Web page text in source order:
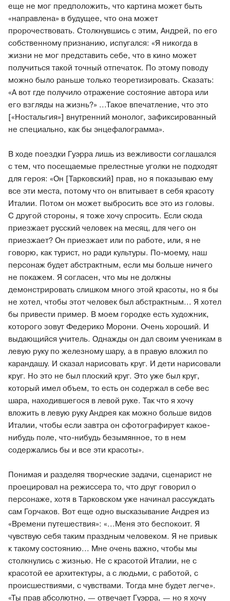
еще не мог предположить, что картина может быть
«направлена» в будущее, что она может
пророчествовать. Столкнувшись с этим, Андрей, по его
собственному признанию, испугался: «Я никогда в
жизни не мог представить себе, что в кино может
получиться такой точный отпечаток. По этому поводу
можно было раньше только теоретизировать. Сказать:
«А вот где получило отражение состояние автора или
его взгляды на жизнь?» ...Такое впечатление, что это
[«Ностальгия»] внутренний монолог, зафиксированный
не специально, как бы энцефалограмма».
В ходе поездки Гуэрра лишь из вежливости соглашался
с тем, что посещаемые прелестные уголки не подходят
для героя: «Он [Тарковский] прав, но я показываю ему
все эти места, потому что он впитывает в себя красоту
Италии. Потом он может выбросить все это из головы.
С другой стороны, я тоже хочу спросить. Если сюда
приезжает русский человек на месяц, для чего он
приезжает? Он приезжает или по работе, или, я не
говорю, как турист, но ради культуры. По-моему, наш
персонаж будет абстрактным, если мы больше ничего
не покажем. Я согласен, что мы не должны
демонстрировать слишком много этой красоты, но я бы
не хотел, чтобы этот человек был абстрактным... Я хотел
бы привести пример. В моем городке есть художник,
которого зовут Федерико Морони. Очень хороший. И
выдающийся учитель. Однажды он дал своим ученикам в
левую руку по железному шару, а в правую вложил по
карандашу. И сказал нарисовать круг. И дети нарисовали
круг. Но это не был плоский круг. Это уже был круг,
который имел объем, то есть он содержал в себе вес
шара, находившегося в левой руке. Так что я хочу
вложить в левую руку Андрея как можно больше видов
Италии, чтобы если завтра он сфотографирует какое-
нибудь поле, что-нибудь безымянное, то в нем
содержались бы и все эти красоты».
Понимая и разделяя творческие задачи, сценарист не
проецировал на режиссера то, что друг говорил о
персонаже, хотя в Тарковском уже начинал рассуждать
сам Горчаков. Вот еще одно высказывание Андрея из
«Времени путешествия»: «...Меня это беспокоит. Я
чувствую себя таким праздным человеком. Я не привык
к такому состоянию... Мне очень важно, чтобы мы
столкнулись с жизнью. Не с красотой Италии, не с
красотой ее архитектуры, а с людьми, с работой, с
происшествиями, с чувствами. Тогда мне будет легче».
«Ты прав абсолютно, — отвечает Гуэрра, — но я хочу